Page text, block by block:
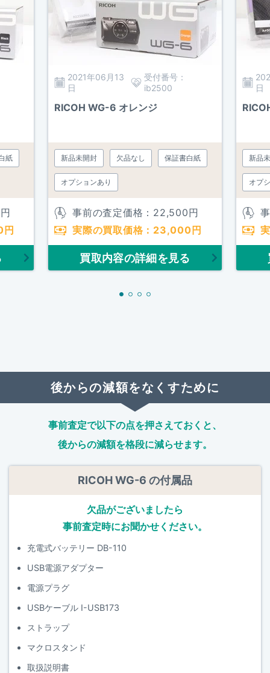
紙
円
円
2021年06月13
日
受付番号：
ib2500
RICOH WG-6 オレンジ
新品未開封 欠品なし 保証書白紙
オプションあり
事前の査定価格： 22,500円
実際の買取価格： 23,000 円
買取内容の詳細を見る
日
新品
オプ
後からの減額をなくすために
事前査定で以下の点を押さえておくと、
後からの減額を格段に減らせます。
RICOH WG-6 の付属品
欠品がございましたら
事前査定時にお聞かせください。
充電式バッテリー DB-110
USB電源アダプター
電源プラグ
USBケーブル I-USB173
ストラップ
マクロスタンド
取扱説明書